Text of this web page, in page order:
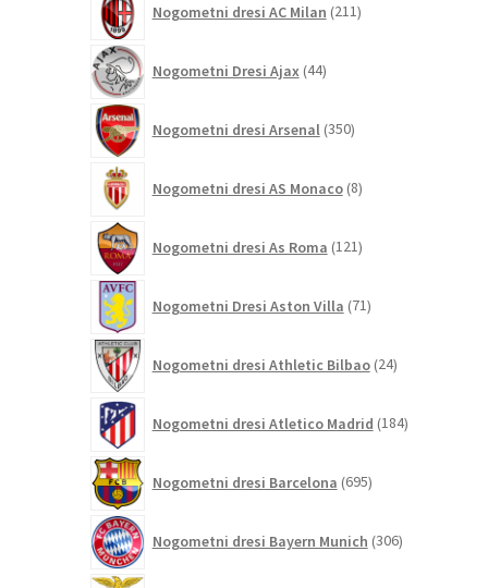
Nogometni dresi AC Milan 211izdelkov
Nogometni Dresi Ajax 44izdelkov
Nogometni dresi Arsenal 350izdelkov
Nogometni dresi AS Monaco 8izdelkov
Nogometni dresi As Roma 121izdelkov
Nogometni Dresi Aston Villa 71izdelkov
Nogometni dresi Athletic Bilbao 24izdelkov
Nogometni dresi Atletico Madrid 184izdelkov
Nogometni dresi Barcelona 695izdelkov
Nogometni dresi Bayern Munich 306izdelkov